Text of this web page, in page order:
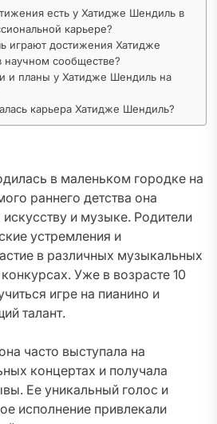
есть у Хатидже Шендиль в
карьере?
играют достижения Хатидже
научном сообществе?
и планы у Хатидже Шендиль на
карьера Хатидже Шендиль?
в маленьком городке на
раннего детства она
и музыке. Родители
устремления и
в различных музыкальных
Уже в возрасте 10
игре на пианино и
талант.
часто выступала на
концертах и получала
Ее уникальный голос и
исполнение привлекали